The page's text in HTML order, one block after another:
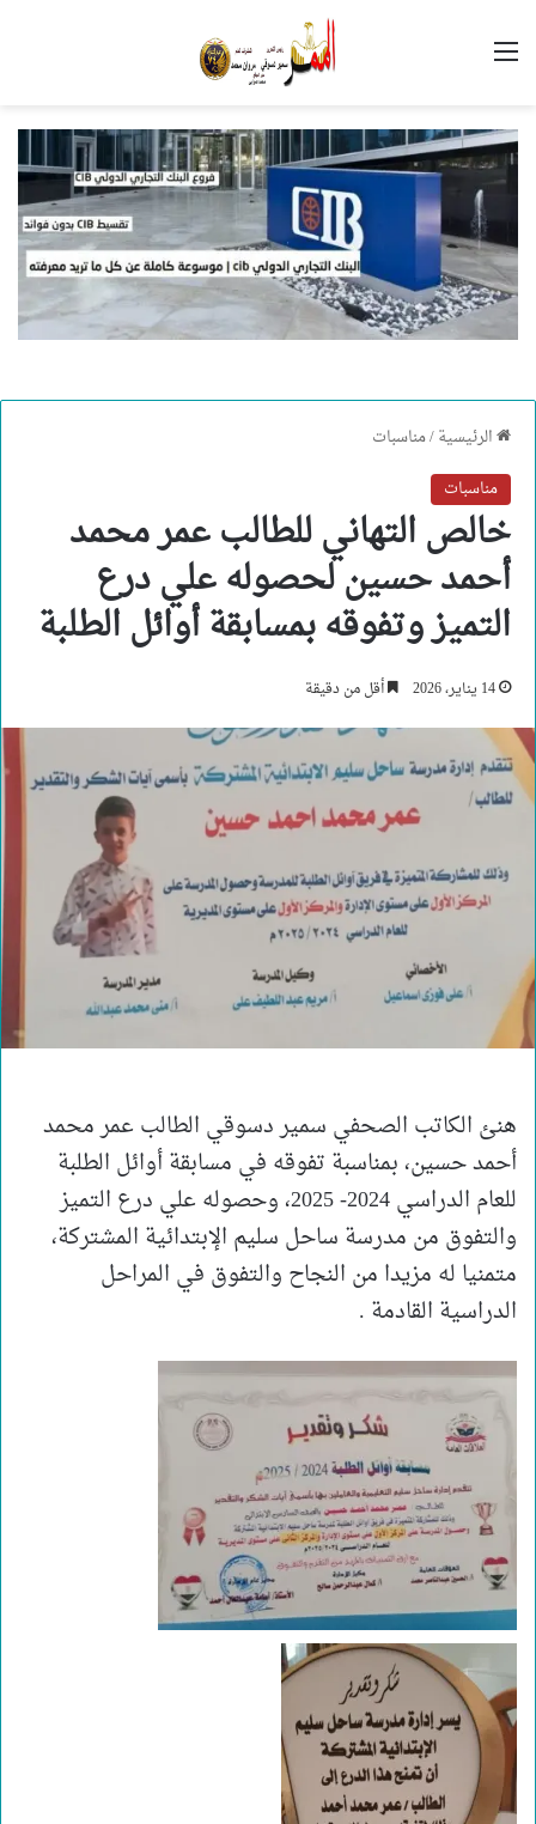
القائمة
الرئيسية/مناسبات
مناسبات
خالص التهاني للطالب عمر محمد
أحمد حسين لحصوله علي درع
التميز وتفوقه بمسابقة أوائل الطلبة
14 يناير، 2026 أقل من دقيقة
هنئ الكاتب الصحفي سمير دسوقي الطالب عمر محمد
أحمد حسين، بمناسبة تفوقه في مسابقة أوائل الطلبة
للعام الدراسي 2024- 2025، وحصوله علي درع التميز
والتفوق من مدرسة ساحل سليم الإبتدائية المشتركة،
متمنيا له مزيدا من النجاح والتفوق في المراحل
الدراسية القادمة .